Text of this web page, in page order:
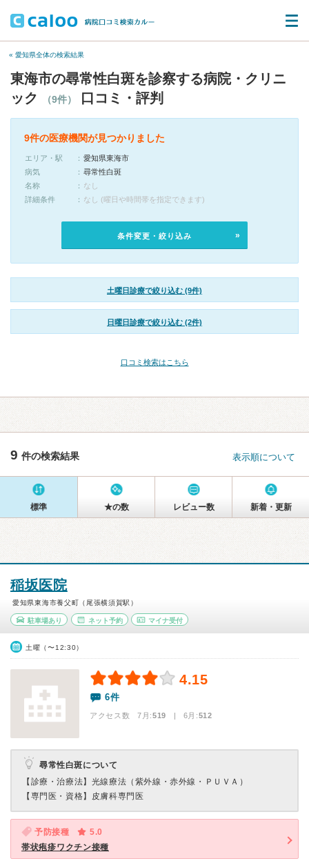
« 愛知県全体の検索結果
東海市の尋常性白斑を診察する病院・クリニ
ック
（9件） 口コミ・評判
9件の医療機関が見つかりました
エリア・駅
愛知県東海市
病気
尋常性白斑
名称
なし
詳細条件
なし (曜日や時間帯を指定できます)
条件変更・絞り込み
土曜日診療で絞り込む (9件)
日曜日診療で絞り込む (2件)
口コミ検索はこちら
9 件の検索結果 表示順について
標準 ★の数 レビュー数 新着・更新
稲坂医院
愛知県東海市養父町（尾張横須賀駅）
駐車場あり ネット予約 マイナ受付
土曜（〜12:30）
4.15
6件
アクセス数 7月:519 | 6月:512
尋常性白斑について
【診療・治療法】 光線療法（紫外線・赤外線・ＰＵＶＡ）
【専門医・資格】 皮膚科専門医
予防接種
5.0
帯状疱疹ワクチン接種